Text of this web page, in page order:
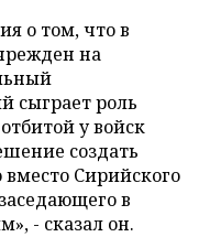
о том, что в
на
сыграет роль
у войск
создать
Сирийского
в
- сказал он.